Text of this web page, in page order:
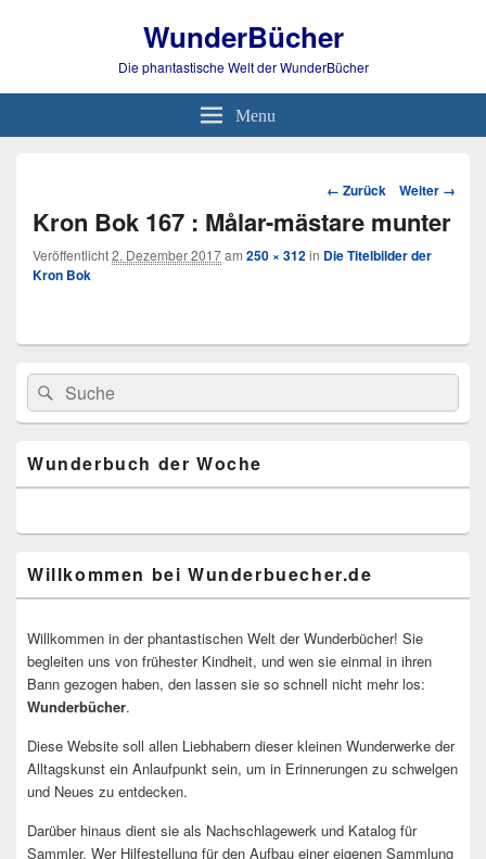
WunderBücher
Die phantastische Welt der WunderBücher
Menu
Bild-
Navigation
← Zurück Weiter →
Kron Bok 167 : Målar-mästare munter
Veröffentlicht2. Dezember 2017am 250 × 312in Die Titelbilder der
Kron Bok
Primärer
Seitenleisten
Widget-
Bereich
Search
for:
Suche
Wunderbuch der Woche
Willkommen bei Wunderbuecher.de
Willkommen in der phantastischen Welt der Wunderbücher! Sie
begleiten uns von frühester Kindheit, und wen sie einmal in ihren
Bann gezogen haben, den lassen sie so schnell nicht mehr los:
Wunderbücher.
Diese Website soll allen Liebhabern dieser kleinen Wunderwerke der
Alltagskunst ein Anlaufpunkt sein, um in Erinnerungen zu schwelgen
und Neues zu entdecken.
Darüber hinaus dient sie als Nachschlagewerk und Katalog für
Sammler. Wer Hilfestellung für den Aufbau einer eigenen Sammlung